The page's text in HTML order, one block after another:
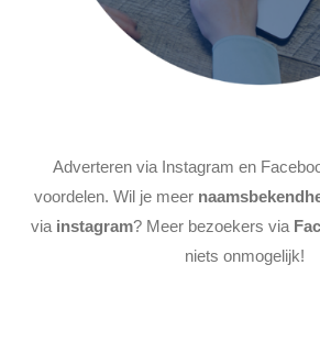
Adverteren via Instagram en
voordelen. Wil je meer
via instagram? Meer bezoekers via
niets onmogelijk!